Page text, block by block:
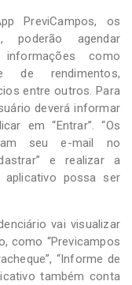
PreviCampos, os
poderão agendar
como
de rendimentos,
entre outros. Para
deverá informar
em “Entrar”. “Os
seu e-mail no
e realizar a
possa ser
vai visualizar
como “Previcampos
“Informe de
também conta